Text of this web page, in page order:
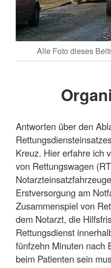
Alle Foto dieses
Antworten über den
Kreuz. Hier erfahre ich
von Rettungswagen
Erstversorgung am
Zusammenspiel von
dem Notarzt, die
Rettungsdienst
fünfzehn Minuten nach
beim Patienten sein